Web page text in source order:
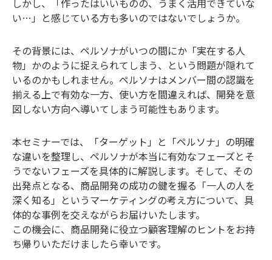
しかし、「作ったはいいものの、うまく活用できていな
い…」と感じている方も多いのではないでしょうか。
その背景には、ペルソナがいつの間にか「実在する人
物」かのように捉えられてしまう、という問題が隠れて
いるのかもしれません。ペルソナはメンバー間の認識を
揃える上で有効な一方、使い方を間違えれば、開発を意
図しない方向へ導いてしまう可能性もあります。
本セミナーでは、「ターゲット」と「ペルソナ」の明確
な違いを整理し、ペルソナが本当に有効なフェーズとそ
うでないフェーズを具体的に解説します。そして、その
出発点となる、商品開発の成功の鍵を握る「一人の人を
深く知る」というマーケティングの考え方について、具
体的な事例を交えながらお届けいたします。
この機会に、商品開発に役立つ顧客理解のヒントをお持
ち帰りいただけましたら幸いです。